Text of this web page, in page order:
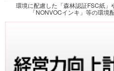
環境に配慮した「森林認証FSC紙
「NONVOCインキ」等の環境